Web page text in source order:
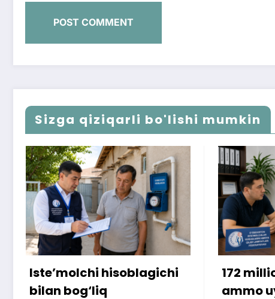
Sizga qiziqarli bo'lishi mumkin
172 million so‘m to‘landi,
ammo uy topshirilmadi…